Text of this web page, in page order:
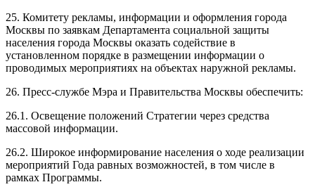
25. Комитету рекламы, информации и оформления города
Москвы по заявкам Департамента социальной защиты
населения города Москвы оказать содействие в
установленном порядке в размещении информации о
проводимых мероприятиях на объектах наружной рекламы.
26. Пресс-службе Мэра и Правительства Москвы обеспечить:
26.1. Освещение положений Стратегии через средства
массовой информации.
26.2. Широкое информирование населения о ходе реализации
мероприятий Года равных возможностей, в том числе в
рамках Программы.